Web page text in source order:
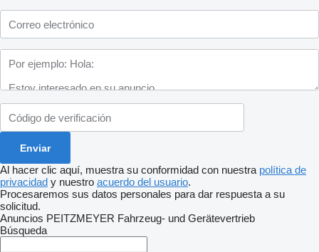
Al hacer clic aquí, muestra su conformidad con nuestra política de
privacidad y nuestro acuerdo del usuario.
Procesaremos sus datos personales para dar respuesta a su
solicitud.
Anuncios PEITZMEYER Fahrzeug- und Gerätevertrieb
Búsqueda